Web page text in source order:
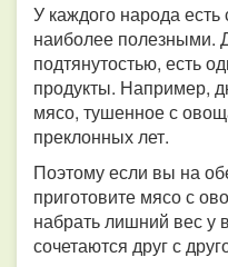
У каждого народа
наиболее полезными.
подтянутостью, есть
продукты. Например,
мясо, тушенное с
преклонных лет.
Поэтому если вы на
приготовите мясо с
набрать лишний вес у
сочетаются друг с